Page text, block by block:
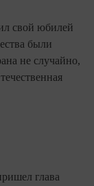
свой юбилей
были
не случайно,
глава